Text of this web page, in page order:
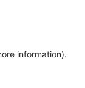
information).